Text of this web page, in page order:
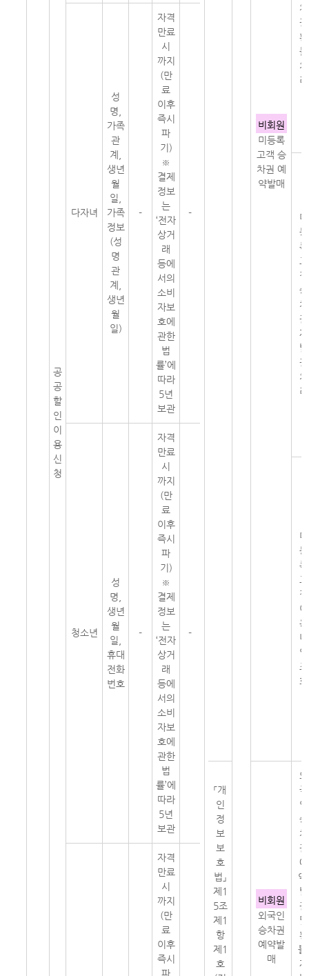
공
공
할
인
이
용
신
청
다자녀
성
명,
가족
관
계,
생년
월
일,
가족
정보
(성
명
관
계,
생년
월
일)
-
자격
만료
시
까지
(만
료
이후
즉시
파
기)
※
결제
정보
는
‘전자
상거
래
등에
서의
소비
자보
호에
관한
법
률’에
따라
5년
보관
-
청소년
성
명,
생년
월
일,
휴대
전화
번호
-
자격
만료
시
까지
(만
료
이후
즉시
파
기)
※
결제
정보
는
‘전자
상거
래
등에
서의
소비
자보
호에
관한
법
률’에
따라
5년
보관
-
자격
만료
시
까지
(만
료
이후
즉시
파
비회원
미등록
고객 승
차권 예
약발매
차
권
환
불
처
리
미
등
록
고
객
승
차
권
재
발
권
처
리
미
등
록
고
객
이
용
내
역
조
회
「개
인
정
보
보
호
법」
제1
5조
제1
항
제1
호
비회원
외국인
승차권
예약발
매
외
국
인
승
차
권
예
약·
발
권
및
환
불,
재